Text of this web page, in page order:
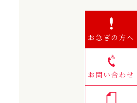
お急ぎの方へ
お問い合わせ